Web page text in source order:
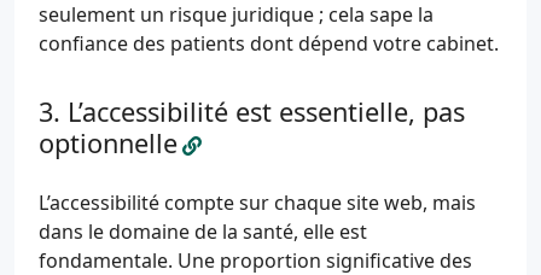
seulement un risque juridique ; cela sape la
confiance des patients dont dépend votre cabinet.
L’accessibilité est essentielle, pas
optionnelle
L’accessibilité compte sur chaque site web, mais
dans le domaine de la santé, elle est
fondamentale. Une proportion significative des